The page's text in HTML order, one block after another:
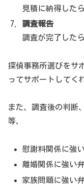
見積に納得した
調査報告
調査が完了した
探偵事務所選びをサ
ってサポートしてく
また、調査後の判断
等、
慰謝料関係に強
離婚関係に強い
家族問題に強い